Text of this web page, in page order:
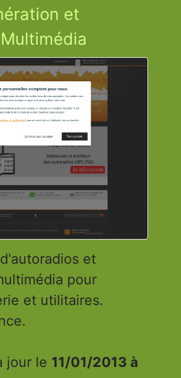
et
et
pour
et utilitaires.
jour le 11/01/2013 à